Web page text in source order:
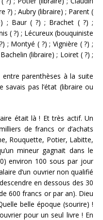
?) ; Aubry (libraire) ; Parent (
; Baur ( ?) ; Brachet ( ?) ;
( ?) ; Lécureux (bouquiniste
; Montyé ( ?) ; Vignière ( ?) ;
(libraire) ; Loiret ( ?) ;
entre parenthèses à la suite
savais pas l’état (libraire ou
était là ! Et très actif. Un
de francs or d’achats
Rouquette, Potier, Labitte,
mineur gagnait dans le
environ 100 sous par jour
d’un ouvrier non qualifié
en dessous des 30
600 francs or par an). Dieu
belle époque (sourire) !
pour un seul livre ! En